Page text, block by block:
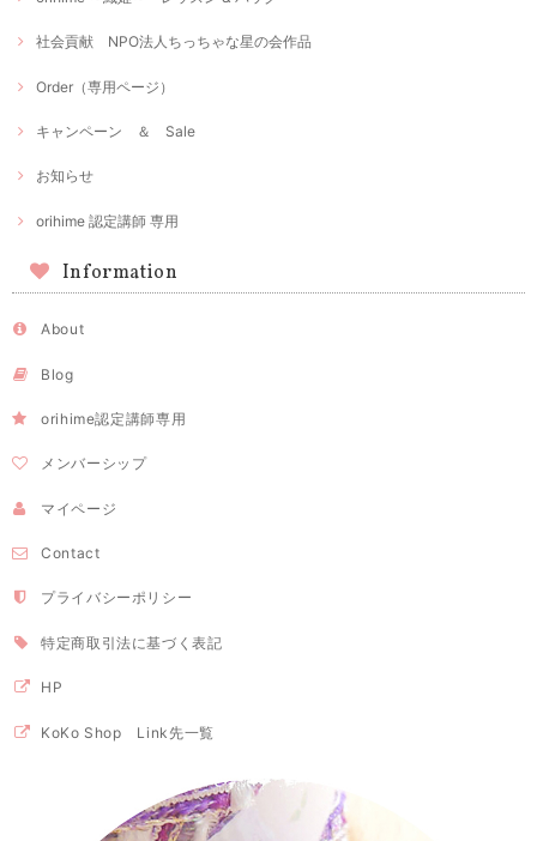
社会貢献 NPO法人ちっちゃな星の会作品
Order（専用ページ）
キャンペーン ＆ Sale
お知らせ
orihime 認定講師 専用
Information
About
Blog
orihime認定講師専用
メンバーシップ
マイページ
Contact
プライバシーポリシー
特定商取引法に基づく表記
HP
KoKo Shop Link先一覧